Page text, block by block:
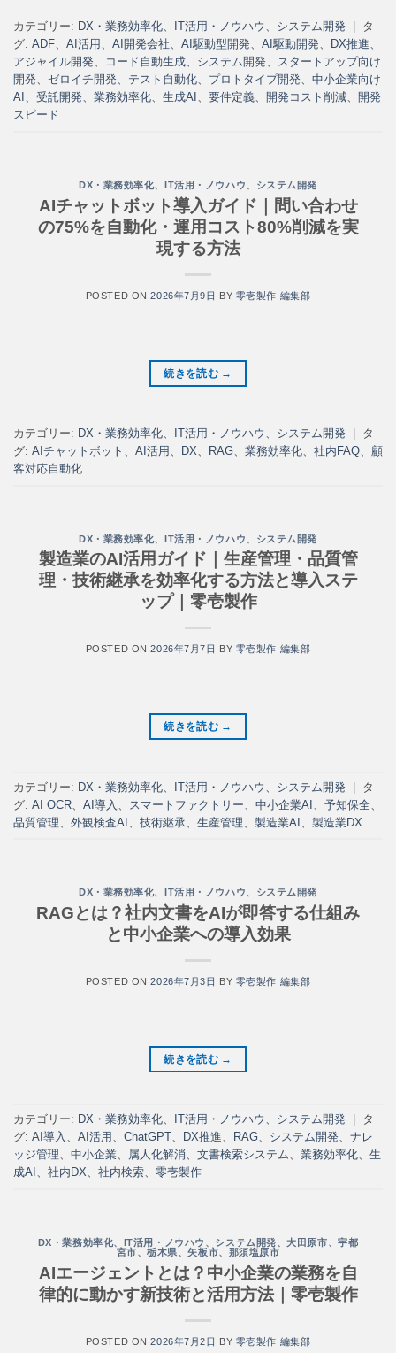
カテゴリー: DX・業務効率化、 IT活用・ノウハウ 、 システム開発
タ
グ: ADF、 AI活用 、 AI開発会社、 AI駆動型開発、 AI駆動開発、 DX推進、
アジャイル開発、 コード自動生成、 システム開発、 スタートアップ向け
開発、 ゼロイチ開発、 テスト自動化、 プロトタイプ開発、 中小企業向け
AI 、 受託開発、 業務効率化、 生成AI 、 要件定義、 開発コスト削減、 開発
スピード
DX・業務効率化、IT活用・ノウハウ、 システム開発
AIチャットボット導入ガイド｜問い合わせ
の75%を自動化・運用コスト80%削減を実
現する方法
POSTED ON2026年7月9日 BY 零壱製作 編集部
続きを読む →
カテゴリー: DX・業務効率化、 IT活用・ノウハウ 、 システム開発
タ
グ: AIチャットボット 、 AI活用 、 DX、 RAG、 業務効率化、 社内FAQ、 顧
客対応自動化
DX・業務効率化、IT活用・ノウハウ、 システム開発
製造業のAI活用ガイド｜生産管理・品質管
理・技術継承を効率化する方法と導入ステ
ップ｜零壱製作
POSTED ON2026年7月7日 BY 零壱製作 編集部
続きを読む →
カテゴリー: DX・業務効率化 IT活用・ノウハウ システム開発 |
タ
グ: AI OCR AI導入 スマートファクトリー 中小企業AI 予知保全
品質管理
外観検査AI 技術継承 生産管理 製造業AI 製造業DX
DX・業務効率化、 IT活用・ノウハウ、 システム開発
RAGとは？社内文書をAIが即答する仕組み
と中小企業への導入効果
POSTED ON2026年7月3日 BY 零壱製作 編集部
続きを読む →
カテゴリー: DX・業務効率化、 IT活用・ノウハウ 、 システム開発
タ
グ: AI導入 、 AI活用 、 ChatGPT、 DX推進、 RAG、 システム開発、 ナレ
ッジ管理、 中小企業、 属人化解消、 文書検索システム、 業務効率化、 生
成AI 、 社内DX、 社内検索、 零壱製作
DX・業務効率化、 IT活用・ノウハウ 、 システム開発、大田原市、宇都
宮市、栃木県、矢板市、 那須塩原市
AIエージェントとは？中小企業の業務を自
律的に動かす新技術と活用方法｜零壱製作
POSTED ON2026年7月2日 BY 零壱製作 編集部